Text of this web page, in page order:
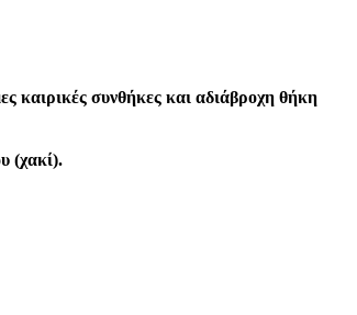
καιρικές συνθήκες και αδιάβροχη θήκη
(χακί).